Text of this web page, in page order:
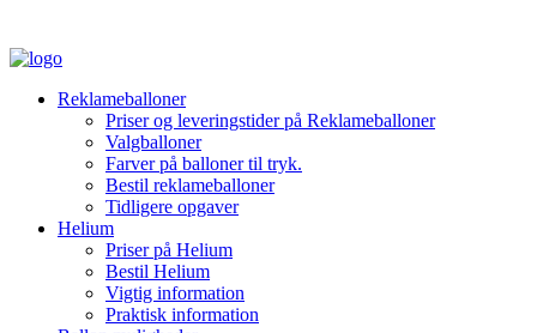
Reklameballoner
Priser og leveringstider på Reklameballoner
Valgballoner
Farver på balloner til tryk.
Bestil reklameballoner
Tidligere opgaver
Helium
Priser på Helium
Bestil Helium
Vigtig information
Praktisk information